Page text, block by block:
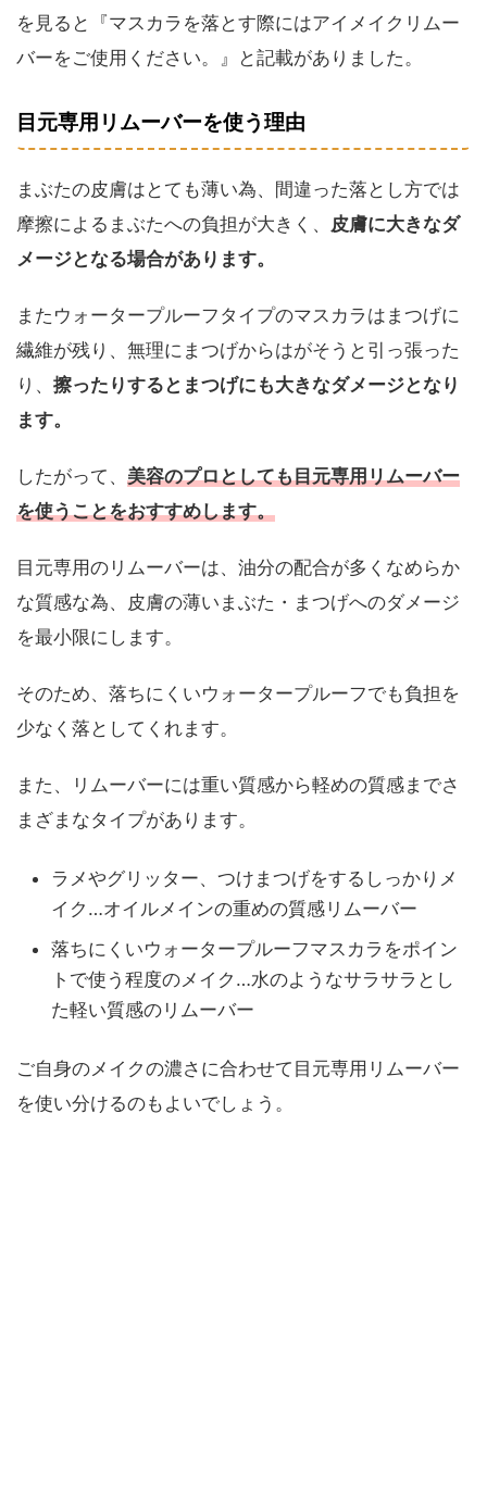
を見ると『マスカラを落とす際にはアイメイクリムー
バーをご使用ください。』と記載がありました。
目元専用リムーバーを使う理由
まぶたの皮膚はとても薄い為、間違った落とし方では
摩擦によるまぶたへの負担が大きく、 皮膚に大きなダ
メージとなる場合があります。
またウォータープルーフタイプのマスカラはまつげに
繊維が残り、無理にまつげからはがそうと引っ張った
り、 擦ったりするとまつげにも大きなダメージとなり
ます。
したがって、 美容のプロとしても目元専用リムーバー
を使うことをおすすめします。
目元専用のリムーバーは、油分の配合が多くなめらか
な質感な為、皮膚の薄いまぶた・まつげへのダメージ
を最小限にします。
そのため、落ちにくいウォータープルーフでも負担を
少なく落としてくれます。
また、リムーバーには重い質感から軽めの質感までさ
まざまなタイプがあります。
ラメやグリッター、つけまつげをするしっかりメ
イク…オイルメインの重めの質感リムーバー
落ちにくいウォータープルーフマスカラをポイン
トで使う程度のメイク…水のようなサラサラとし
た軽い質感のリムーバー
ご自身のメイクの濃さに合わせて目元専用リムーバー
を使い分けるのもよいでしょう。